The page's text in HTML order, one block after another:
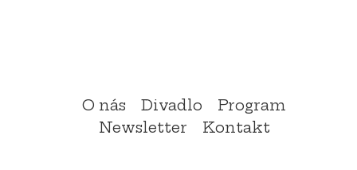
O nás Divadlo
Program
Newsletter
Kontakt